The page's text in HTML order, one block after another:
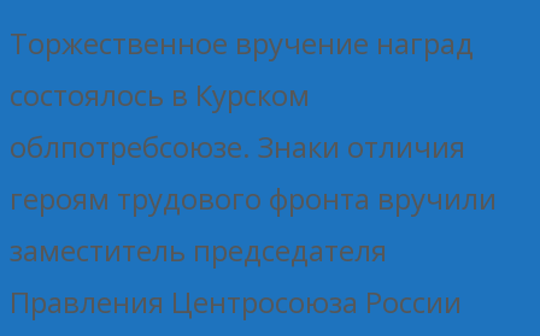
Торжественное вручение наград
состоялось в Курском
облпотребсоюзе. Знаки отличия
героям трудового фронта вручили
заместитель председателя
Правления Центросоюза России